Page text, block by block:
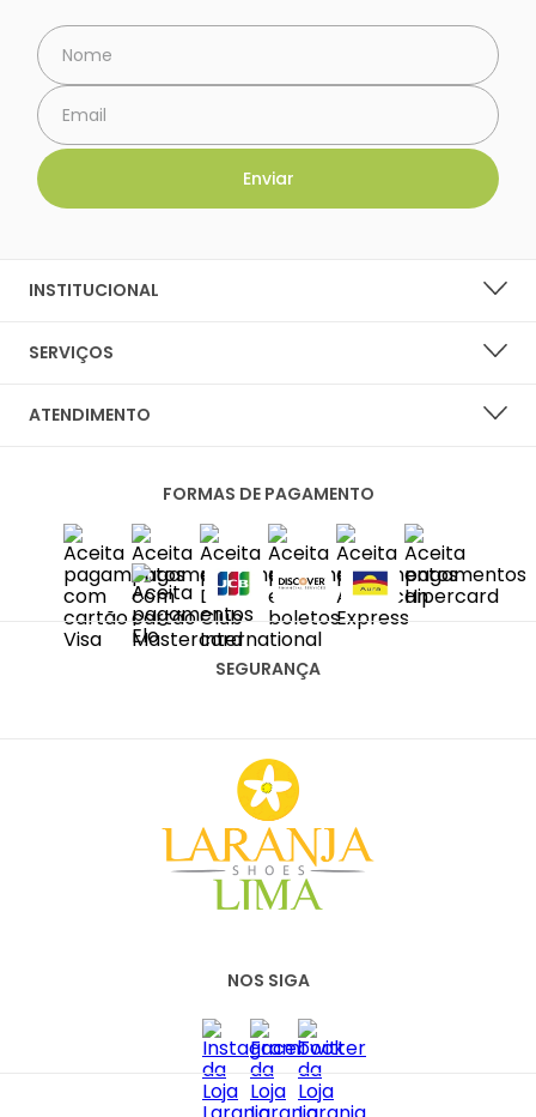
INSTITUCIONAL
POLÍTICA DE ENTREGA
TROCAS E DEVOLUÇÕES
SERVIÇOS
ATENDIMENTO
SAC
DIAS ÚTEIS DAS 10H ÀS 18H
SAC@LARANJALIMASHOES.COM.BR
(11) 2067-8100
FORMAS DE PAGAMENTO
SEGURANÇA
NOS SIGA